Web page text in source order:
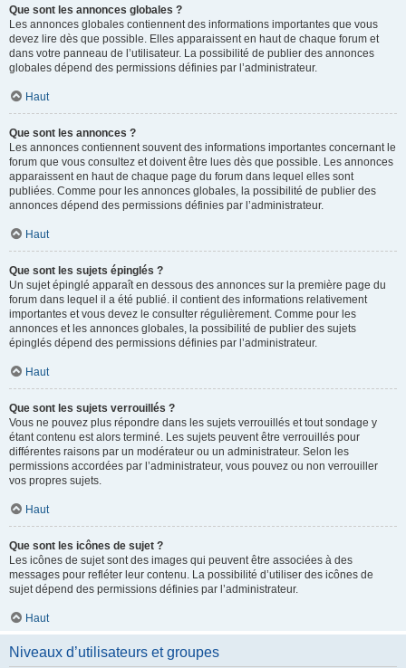
Que sont les annonces globales ?
Les annonces globales contiennent des informations importantes que vous
devez lire dès que possible. Elles apparaissent en haut de chaque forum et
dans votre panneau de l’utilisateur. La possibilité de publier des annonces
globales dépend des permissions définies par l’administrateur.
Haut
Que sont les annonces ?
Les annonces contiennent souvent des informations importantes concernant le
forum que vous consultez et doivent être lues dès que possible. Les annonces
apparaissent en haut de chaque page du forum dans lequel elles sont
publiées. Comme pour les annonces globales, la possibilité de publier des
annonces dépend des permissions définies par l’administrateur.
Haut
Que sont les sujets épinglés ?
Un sujet épinglé apparaît en dessous des annonces sur la première page du
forum dans lequel il a été publié. il contient des informations relativement
importantes et vous devez le consulter régulièrement. Comme pour les
annonces et les annonces globales, la possibilité de publier des sujets
épinglés dépend des permissions définies par l’administrateur.
Haut
Que sont les sujets verrouillés ?
Vous ne pouvez plus répondre dans les sujets verrouillés et tout sondage y
étant contenu est alors terminé. Les sujets peuvent être verrouillés pour
différentes raisons par un modérateur ou un administrateur. Selon les
permissions accordées par l’administrateur, vous pouvez ou non verrouiller
vos propres sujets.
Haut
Que sont les icônes de sujet ?
Les icônes de sujet sont des images qui peuvent être associées à des
messages pour refléter leur contenu. La possibilité d’utiliser des icônes de
sujet dépend des permissions définies par l’administrateur.
Haut
Niveaux d’utilisateurs et groupes